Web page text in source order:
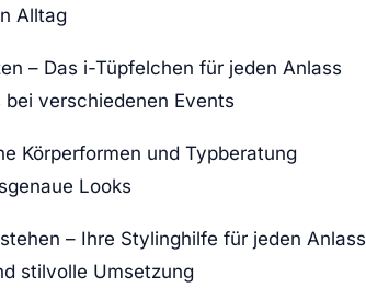
Alltag
– Das i-Tüpfelchen für jeden Anlass
verschiedenen Events
Körperformen und Typberatung
Looks
– Ihre Stylinghilfe für jeden Anlass
stilvolle Umsetzung